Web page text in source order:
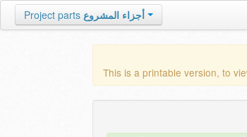
Project parts أجزاء المشروع
This is a printable version, to